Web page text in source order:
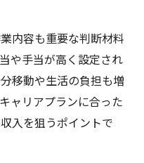
内容も重要な判断材料
や手当が高く設定され
移動や生活の負担も増
ャリアプランに合った
入を狙うポイントで